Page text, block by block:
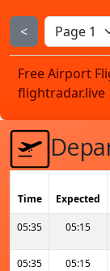
<
Free Airport
flightradar.live
Time Expected
05:35 05:15
05:35 05:15